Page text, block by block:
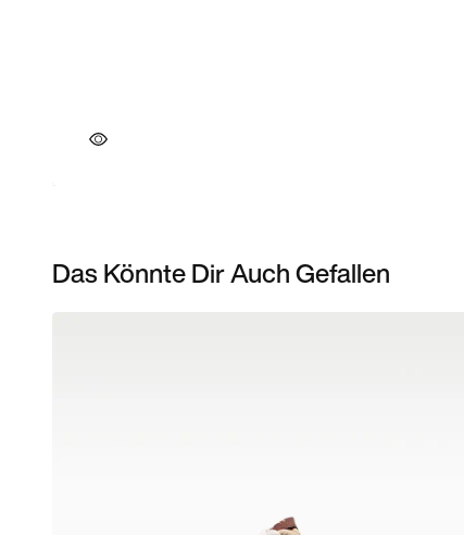
Das Könnte Dir Auch Gefallen